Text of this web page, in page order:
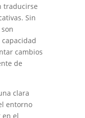
traducirse
Sin
cambios
de
clara
entorno
en el